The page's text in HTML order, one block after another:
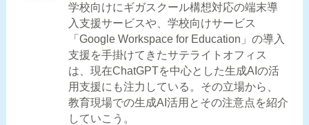
学校向けにギガスクール構想対応の端末導
入支援サービスや、学校向けサービス
「Google Workspace for Education」の導入
支援を手掛けてきたサテライトオフィス
は、現在ChatGPTを中心とした生成AIの活
用支援にも注力している。その立場から、
教育現場での生成AI活用とその注意点を紹介
していこう。